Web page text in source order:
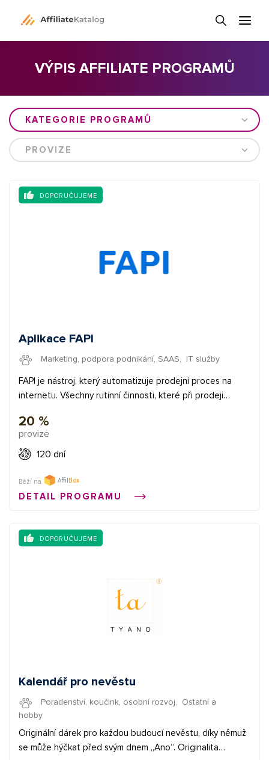
VÝPIS AFFILIATE PROGRAMŮ
KATEGORIE PROGRAMŮ
PROVIZE
DOPORUČUJEME
Aplikace FAPI
Marketing, podpora podnikání, SAAS, IT služby
FAPI je nástroj, který automatizuje prodejní proces na
internetu. Všechny rutinní činnosti, které při prodeji
zpracováváním objednávek, vystavováním faktur,
sledováním plateb, jejich párováním, zasíláním upomínek
ani doručováním objednaných produktů. Chcete
někomu pomohli s jeho podnikáním? Doporučte FAPI a za
každou objednávku uskutečněnou přes váš affiliate odkaz
adrese affiliate@fapi.cz.
20 %
provize
120 dní
Běží na
DETAIL PROGRAMU
DOPORUČUJEME
Kalendář pro nevěstu
Poradenství, koučink, osobní rozvoj, Ostatní a
hobby
Originální dárek pro každou budoucí nevěstu, díky němuž
se může hýčkat před svým dnem „Ano“. Originalita